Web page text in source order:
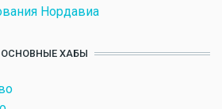
Нордавиа
ОСНОВНЫЕ ХАБЫ